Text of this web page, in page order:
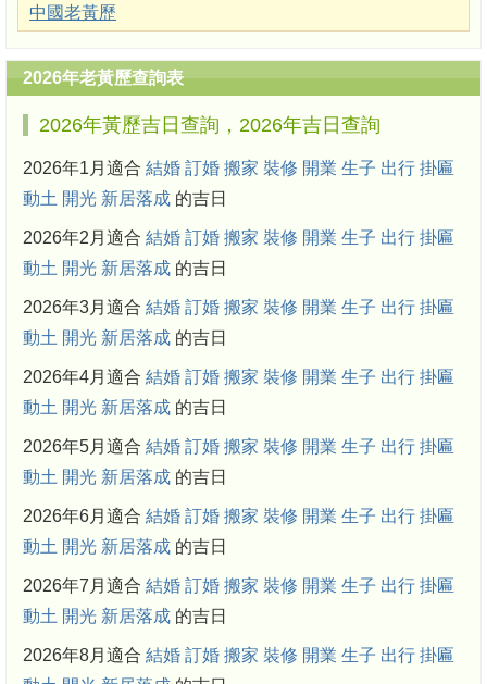
中國老黃歷
2026年老黃歷查詢表
2026年黃歷吉日查詢，2026年吉日查詢
2026年1月適合 結婚 訂婚 搬家 裝修 開業 生子 出行 掛匾
動土 開光 新居落成 的吉日
2026年2月適合 結婚 訂婚 搬家 裝修 開業 生子 出行 掛匾
動土 開光 新居落成 的吉日
2026年3月適合 結婚 訂婚 搬家 裝修 開業 生子 出行 掛匾
動土 開光 新居落成 的吉日
2026年4月適合 結婚 訂婚 搬家 裝修 開業 生子 出行 掛匾
動土 開光 新居落成 的吉日
2026年5月適合 結婚 訂婚 搬家 裝修 開業 生子 出行 掛匾
動土 開光 新居落成 的吉日
2026年6月適合 結婚 訂婚 搬家 裝修 開業 生子 出行 掛匾
動土 開光 新居落成 的吉日
2026年7月適合 結婚 訂婚 搬家 裝修 開業 生子 出行 掛匾
動土 開光 新居落成 的吉日
2026年8月適合 結婚 訂婚 搬家 裝修 開業 生子 出行 掛匾